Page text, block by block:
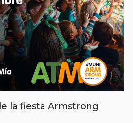
la fiesta Armstrong